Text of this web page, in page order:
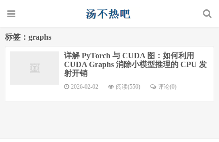
标签：graphs
详解 PyTorch 与 CUDA 图：如何利用
CUDA Graphs 消除小模型推理的 CPU 发
射开销
2026-02-02 阅读(550) 评论(0)